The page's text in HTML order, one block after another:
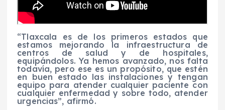
“Tlaxcala es de los primeros estados que
estamos mejorando la infraestructura de
centros de salud y de hospitales,
equipándolos. Ya hemos avanzado, nos falta
todavía, pero ese es un propósito, que estén
en buen estado las instalaciones y tengan
equipo para atender cualquier paciente con
cualquier enfermedad y sobre todo, atender
urgencias”, afirmó.